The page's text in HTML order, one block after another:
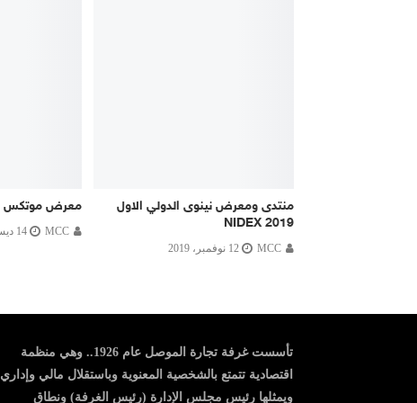
منتدى ومعرض نينوى الدولي الاول
NIDEX 2019
MCC 12 نوفمبر، 2019
معرض موتكس
MCC 14 ديسمبر، 2023
تأسست غرفة تجارة الموصل عام 1926.. وهي منظمة
اقتصادية تتمتع بالشخصية المعنوية وباستقلال مالي وإداري
ويمثلها رئيس مجلس الإدارة (رئيس الغرفة) ونطاق